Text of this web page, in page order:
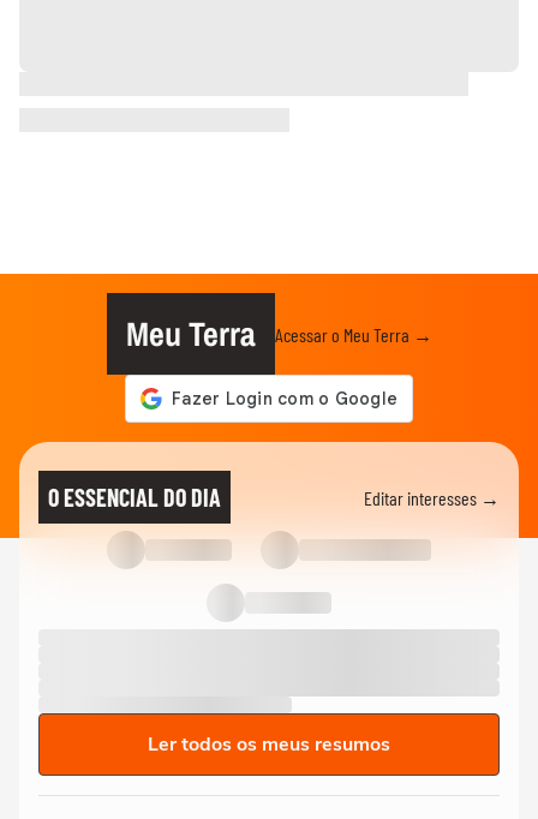
Meu Terra Acessar o Meu Terra →
O ESSENCIAL DO DIA Editar interesses →
Ler todos os meus resumos